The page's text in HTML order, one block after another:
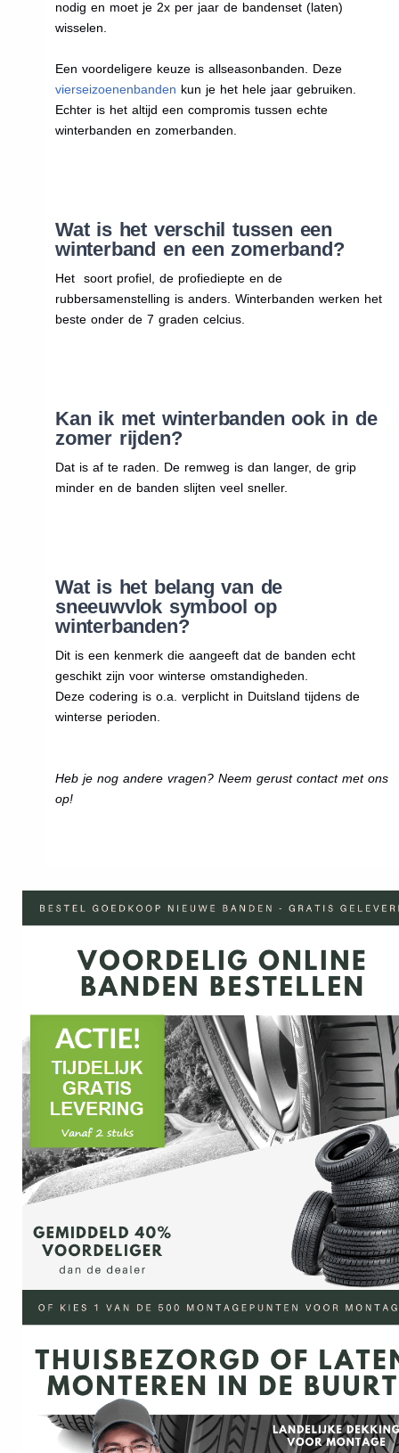
nodig en moet je 2x per jaar de bandenset (laten)
wisselen.
Een voordeligere keuze is allseasonbanden. Deze
vierseizoenenbanden kun je het hele jaar gebruiken.
Echter is het altijd een compromis tussen echte
winterbanden en zomerbanden.
Wat is het verschil tussen een
winterband en een zomerband?
Het soort profiel, de profiediepte en de
rubbersamenstelling is anders. Winterbanden werken het
beste onder de 7 graden celcius.
Kan ik met winterbanden ook in de
zomer rijden?
Dat is af te raden. De remweg is dan langer, de grip
minder en de banden slijten veel sneller.
Wat is het belang van de
sneeuwvlok symbool op
winterbanden?
Dit is een kenmerk die aangeeft dat de banden echt
geschikt zijn voor winterse omstandigheden.
Deze codering is o.a. verplicht in Duitsland tijdens de
winterse perioden.
Heb je nog andere vragen? Neem gerust contact met ons
op!